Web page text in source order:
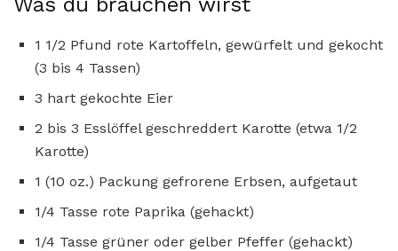
1 1/2 Pfund rote Kartoffeln, gewürfelt und gekocht
(3 bis 4 Tassen)
3 hart gekochte Eier
2 bis 3 Esslöffel geschreddert Karotte (etwa 1/2
Karotte)
1 (10 oz.) Packung gefrorene Erbsen, aufgetaut
1/4 Tasse rote Paprika (gehackt)
1/4 Tasse grüner oder gelber Pfeffer (gehackt)